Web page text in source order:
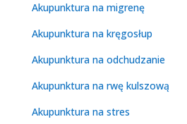
Akupunktura na migrenę
Akupunktura na kręgosłup
Akupunktura na odchudzanie
Akupunktura na rwę kulszową
Akupunktura na stres